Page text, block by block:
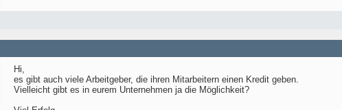
Hi,
es gibt auch viele Arbeitgeber, die ihren Mitarbeitern einen Kredit geben.
Vielleicht gibt es in eurem Unternehmen ja die Möglichkeit?